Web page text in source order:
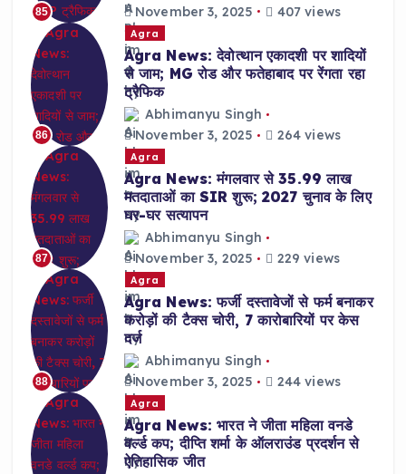
85
November 3, 2025
407 views
86
Agra
Agra News: देवोत्थान एकादशी पर शादियों
से जाम; MG रोड और फतेहाबाद पर रेंगता रहा
ट्रैफिक
Abhimanyu Singh
November 3, 2025
264 views
87
Agra
Agra News: मंगलवार से 35.99 लाख
मतदाताओं का SIR शुरू; 2027 चुनाव के लिए
घर-घर सत्यापन
Abhimanyu Singh
November 3, 2025
229 views
88
Agra
Agra News: फर्जी दस्तावेजों से फर्म बनाकर
करोड़ों की टैक्स चोरी, 7 कारोबारियों पर केस
दर्ज
Abhimanyu Singh
November 3, 2025
244 views
Agra
Agra News: भारत ने जीता महिला वनडे
वर्ल्ड कप; दीप्ति शर्मा के ऑलराउंड प्रदर्शन से
ऐतिहासिक जीत